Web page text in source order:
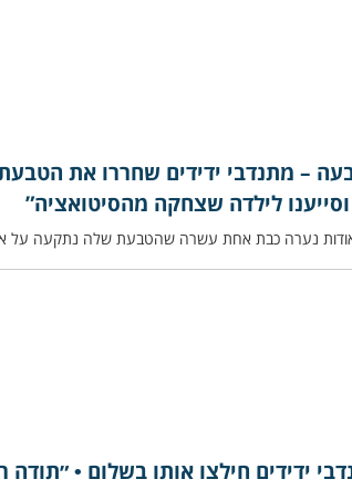
– מתנדבי ידידים שחררו את
לילדה שצחקה מהסיטואציה”
אודות נערה כבת אחת עשרה שהטבעת שלה נתקעה על
ידידים חילצו אותו בשלום •